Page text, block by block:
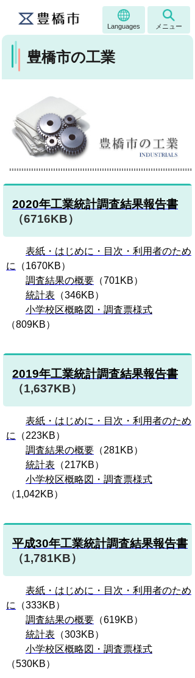
Languages メニュー
豊橋市の工業
2020年工業統計調査結果報告書
（6716KB）
表紙・はじめに・目次・利用者のため
に
（1670KB）
調査結果の概要 （701KB）
統計表 （346KB）
小学校区概略図・調査票様式
（809KB）
2019年工業統計調査結果報告書
（1,637KB）
表紙・はじめに・目次・利用者のため
に
（223KB）
調査結果の概要 （281KB）
統計表 （217KB）
小学校区概略図・調査票様式
（1,042KB）
平成30年工業統計調査結果報告書
（1,781KB）
表紙・はじめに・目次・利用者のため
に
（333KB）
調査結果の概要 （619KB）
統計表 （303KB）
小学校区概略図・調査票様式
（530KB）